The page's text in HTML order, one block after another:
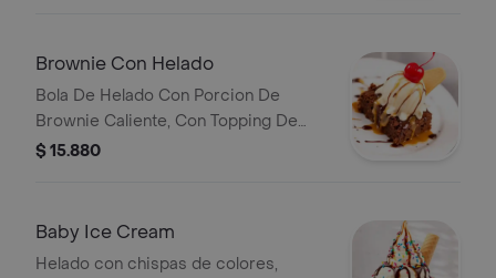
Brownie Con Helado
Bola De Helado Con Porcion De
Brownie Caliente, Con Topping De
Barquillo, Cereza Y Salsa De
$ 15.880
Baby Ice Cream
Helado con chispas de colores,